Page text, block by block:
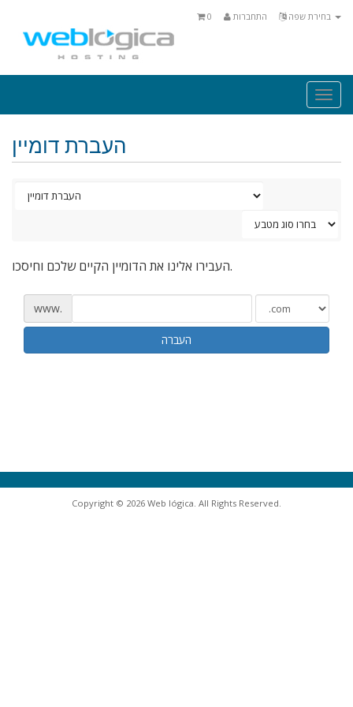
התחברות 0
העברת דומיין
העבירו אלינו את הדומיין הקיים שלכם וחיסכו.
www.
העברה
Copyright © 2026 Web lógica. All Rights Reserved.